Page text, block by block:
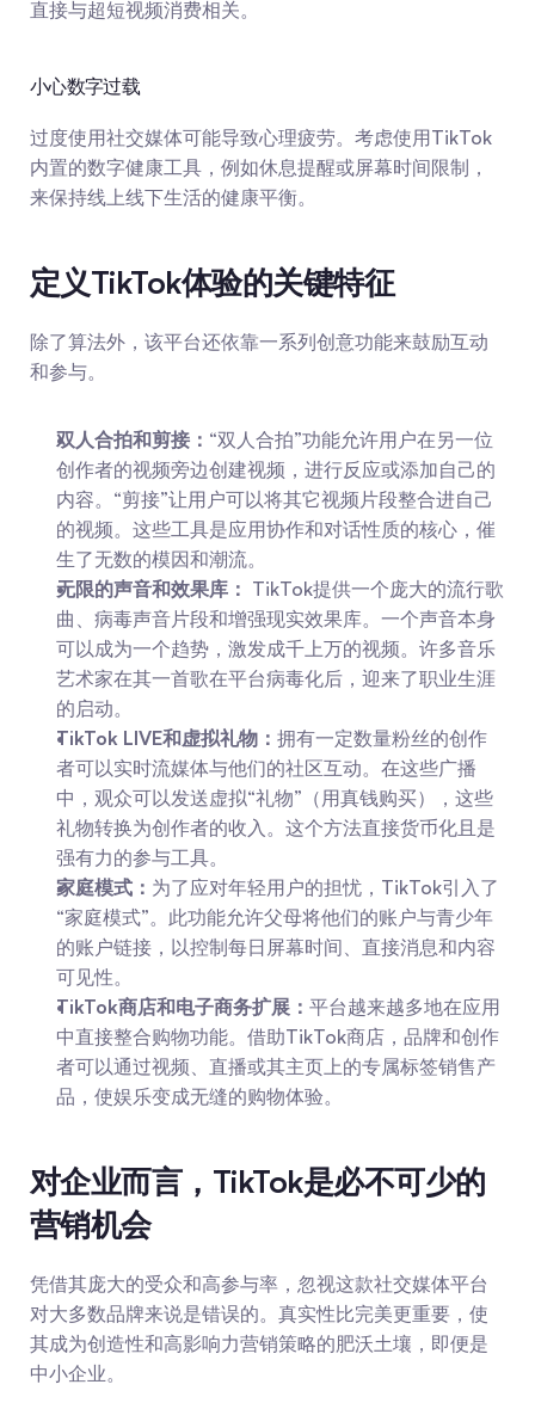
直接与超短视频消费相关。
小心数字过载
过度使用社交媒体可能导致心理疲劳。考虑使用TikTok
内置的数字健康工具，例如休息提醒或屏幕时间限制，
来保持线上线下生活的健康平衡。
定义TikTok体验的关键特征
除了算法外，该平台还依靠一系列创意功能来鼓励互动
和参与。
双人合拍和剪接： “双人合拍”功能允许用户在另一位
创作者的视频旁边创建视频，进行反应或添加自己的
内容。“剪接”让用户可以将其它视频片段整合进自己
的视频。这些工具是应用协作和对话性质的核心，催
生了无数的模因和潮流。
无限的声音和效果库： TikTok提供一个庞大的流行歌
曲、病毒声音片段和增强现实效果库。一个声音本身
可以成为一个趋势，激发成千上万的视频。许多音乐
艺术家在其一首歌在平台病毒化后，迎来了职业生涯
的启动。
TikTok LIVE和虚拟礼物： 拥有一定数量粉丝的创作
者可以实时流媒体与他们的社区互动。在这些广播
中，观众可以发送虚拟“礼物”（用真钱购买），这些
礼物转换为创作者的收入。这个方法直接货币化且是
强有力的参与工具。
家庭模式： 为了应对年轻用户的担忧，TikTok引入了
“家庭模式”。此功能允许父母将他们的账户与青少年
的账户链接，以控制每日屏幕时间、直接消息和内容
可见性。
TikTok商店和电子商务扩展： 平台越来越多地在应用
中直接整合购物功能。借助TikTok商店，品牌和创作
者可以通过视频、直播或其主页上的专属标签销售产
品，使娱乐变成无缝的购物体验。
对企业而言，TikTok是必不可少的
营销机会
凭借其庞大的受众和高参与率，忽视这款社交媒体平台
对大多数品牌来说是错误的。真实性比完美更重要，使
其成为创造性和高影响力营销策略的肥沃土壤，即便是
中小企业。